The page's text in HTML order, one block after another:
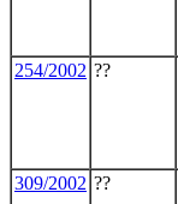
254/2002 ??
309/2002 ??